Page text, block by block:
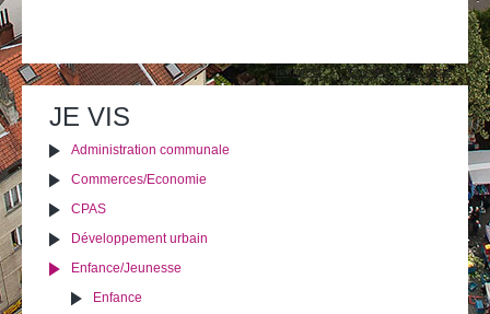
sur
Imprimer Envoyer cette page
JE VIS
Administration communale
Commerces/Economie
CPAS
Développement urbain
Enfance/Jeunesse
Enfance